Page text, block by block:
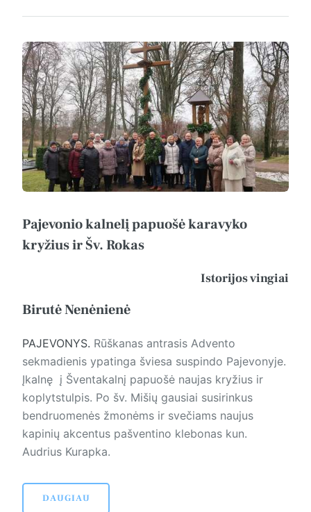
Pajevonio kalnelį papuošė karavyko
kryžius ir Šv. Rokas
Istorijos vingiai
Birutė Nenėnienė
PAJEVONYS. Rūškanas antrasis Advento
sekmadienis ypatinga šviesa suspindo Pajevonyje.
Įkalnę į Šventakalnį papuošė naujas kryžius ir
koplytstulpis. Po šv. Mišių gausiai susirinkus
bendruomenės žmonėms ir svečiams naujus
kapinių akcentus pašventino klebonas kun.
Audrius Kurapka.
DAUGIAU